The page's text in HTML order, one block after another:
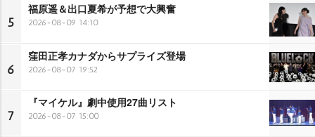
5
福原遥＆出口夏希が予想で大興奮
2026-08-09 14:10
6
窪田正孝カナダからサプライズ登場
2026-08-07 19:52
7
『マイケル』劇中使用27曲リスト
2026-08-07 15:00